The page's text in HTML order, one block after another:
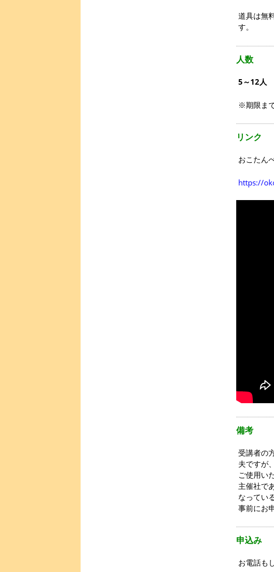
道具は無
す。
人数
5～12人
※期限ま
リンク
おこたん
https://
備考
受講者の
夫ですが
ご使用い
主催社で
なってい
事前にお
申込み
お電話も